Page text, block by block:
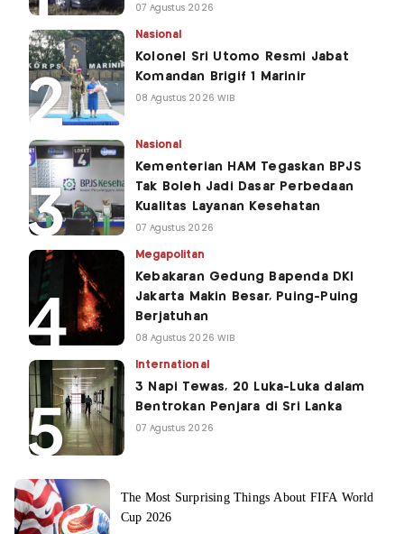
07 Agustus 2026
Nasional
Kolonel Sri Utomo Resmi Jabat
Komandan Brigif 1 Marinir
08 Agustus 2026 WIB
Nasional
Kementerian HAM Tegaskan BPJS
Tak Boleh Jadi Dasar Perbedaan
Kualitas Layanan Kesehatan
07 Agustus 2026
Megapolitan
Kebakaran Gedung Bapenda DKI
Jakarta Makin Besar, Puing-Puing
Berjatuhan
08 Agustus 2026 WIB
International
3 Napi Tewas, 20 Luka-Luka dalam
Bentrokan Penjara di Sri Lanka
07 Agustus 2026